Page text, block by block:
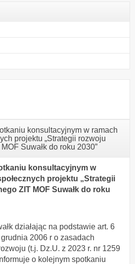
konsultacyjnym w ramach
projektu „Strategii rozwoju
Suwałk do roku 2030”
konsultacyjnym w
projektu „Strategii
ZIT MOF Suwałk do roku
działając na podstawie art. 6
2006 r o zasadach
(t.j. Dz.U. z 2023 r. nr 1259
o kolejnym spotkaniu